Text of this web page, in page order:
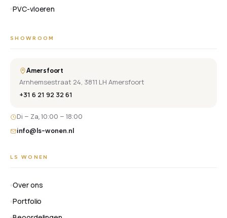
PVC-vloeren
SHOWROOM
Amersfoort
Arnhemsestraat 24, 3811 LH Amersfoort
+31 6 21 92 32 61
Di – Za, 10:00 – 18:00
info@ls-wonen.nl
LS WONEN
Over ons
Portfolio